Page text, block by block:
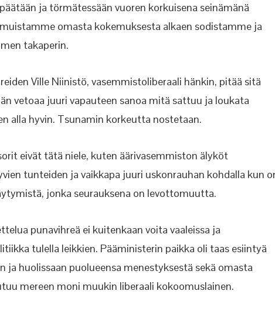
ja törmätessään vuoren korkuisena seinämänä
omasta kokemuksesta alkaen sodistamme ja
takaperin.
Ville Niinistö, vasemmistoliberaali hänkin, pitää sitä
vetoaa juuri vapauteen sanoa mitä sattuu ja loukata
alla hyvin. Tsunamin korkeutta nostetaan.
eivät tätä niele, kuten äärivasemmiston älyköt
tunteiden ja vaikkapa juuri uskonrauhan kohdalla kun
jonka seurauksena on levottomuutta.
punavihreä ei kuitenkaan voita vaaleissa ja
tulella leikkien. Pääministerin paikka oli taas esiintyä
huolissaan puolueensa menestyksestä sekä omasta
mereen moni muukin liberaali kokoomuslainen.